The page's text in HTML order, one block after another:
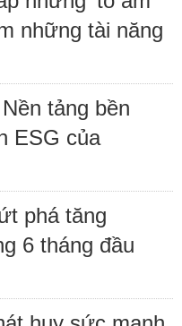
những tài năng
tảng bền
ESG của
phá tăng
6 tháng đầu